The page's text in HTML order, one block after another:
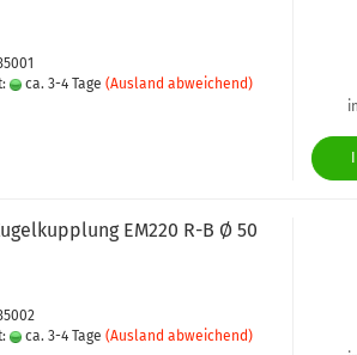
ca. 3-4 Tage (Ausland abweichend)
EM220 R-B Ø 50
ca. 3-4 Tage (Ausland abweichend)